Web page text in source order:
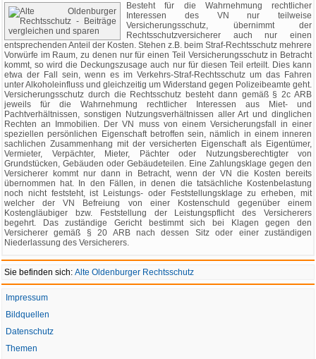
Besteht für die Wahrnehmung rechtlicher
Interessen des VN nur teilweise
Versicherungsschutz, übernimmt der
Rechtsschutzversicherer auch nur einen
entsprechenden Anteil der Kosten. Stehen z.B. beim Straf-Rechtsschutz mehrere
Vorwürfe im Raum, zu denen nur für einen Teil Versicherungsschutz in Betracht
kommt, so wird die Deckungszusage auch nur für diesen Teil erteilt. Dies kann
etwa der Fall sein, wenn es im Verkehrs-Straf-Rechtsschutz um das Fahren
unter Alkoholeinfluss und gleichzeitig um Widerstand gegen Polizeibeamte geht.
Versicherungsschutz durch die Rechtsschutz besteht dann gemäß § 2c ARB
jeweils für die Wahrnehmung rechtlicher Interessen aus Miet- und
Pachtverhältnissen, sonstigen Nutzungsverhältnissen aller Art und dinglichen
Rechten an Immobilien. Der VN muss von einem Versicherungsfall in einer
speziellen persönlichen Eigenschaft betroffen sein, nämlich in einem inneren
sachlichen Zusammenhang mit der versicherten Eigenschaft als Eigentümer,
Vermieter, Verpächter, Mieter, Pächter oder Nutzungsberechtigter von
Grundstücken, Gebäuden oder Gebäudeteilen. Eine Zahlungsklage gegen den
Versicherer kommt nur dann in Betracht, wenn der VN die Kosten bereits
übernommen hat. In den Fällen, in denen die tatsächliche Kostenbelastung
noch nicht feststeht, ist Leistungs- oder Feststellungsklage zu erheben, mit
welcher der VN Befreiung von einer Kostenschuld gegenüber einem
Kostengläubiger bzw. Feststellung der Leistungspflicht des Versicherers
begehrt. Das zuständige Gericht bestimmt sich bei Klagen gegen den
Versicherer gemäß § 20 ARB nach dessen Sitz oder einer zuständigen
Niederlassung des Versicherers.
Sie befinden sich: Alte Oldenburger Rechtsschutz
Impressum
Bildquellen
Datenschutz
Themen